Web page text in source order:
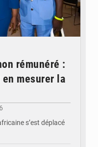
rémunéré :
en mesurer la
s’est déplacé